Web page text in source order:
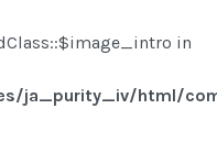
in
ja_purity_iv/html/